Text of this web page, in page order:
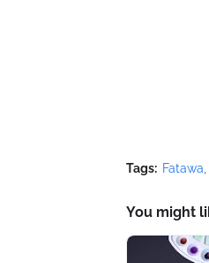
Tags: Fatawa
You might